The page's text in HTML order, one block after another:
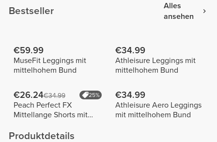
Bestseller
Alles
ansehen
€59.99
MuseFit Leggings mit
mittelhohem Bund
€34.99
Athleisure Leggings mit
mittelhohem Bund
€26.24€34.99 25%
Peach Perfect FX
Mittellange Shorts mit
€34.99
Athleisure Aero Leggings
mit mittelhohem Bund
Produktdetails